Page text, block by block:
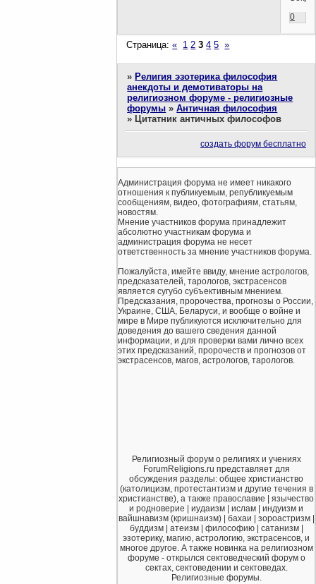
0
Страница:« 1 2 3 4 5 »
» Религия эзотерика философия
анекдоты и демотиваторы на
религиозном форуме - религиозные
форумы »Античная философия
» Цитатник античных философов
создать форум бесплатно
Администрация форума не имеет никакого
отношения к публикуемым, републикуемым
сообщениям, видео, фотографиям, статьям,
новостям.
Мнение участников форума принадлежит
абсолютно участникам форума и
администрация форума не несет
ответственность за мнение участников форума.
Пожалуйста, имейте ввиду, мнение астрологов,
предсказателей, тарологов, экстрасенсов
является сугубо субъективным мнением.
Предсказания, пророчества, прогнозы о России,
Украине, США, Беларуси, и вообще о войне и
мире в Мире публикуются исключительно для
доведения до вашего сведения данной
информации, и для проверки вами лично всех
этих предсказаний, пророчеств и прогнозов от
экстрасенсов, магов, астрологов, тарологов.
Религиозный форум о религиях и учениях
ForumReligions.ru представляет для
обсуждения разделы: общее христианство
(католицизм, протестантизм и другие течения в
христианстве), а также православие | язычество
и родноверие | иудаизм | ислам | индуизм и
вайшнавизм (кришнаизм) | бахаи | зороастризм |
буддизм | атеизм | философию | сатанизм |
эзотерику, магию, астрологию, экстрасенсов, и
многое другое. А также новинка на религиозном
форуме - открылся сектоведческий форум о
сектах, сектоведении и сектоведах.
Религиозные форумы.